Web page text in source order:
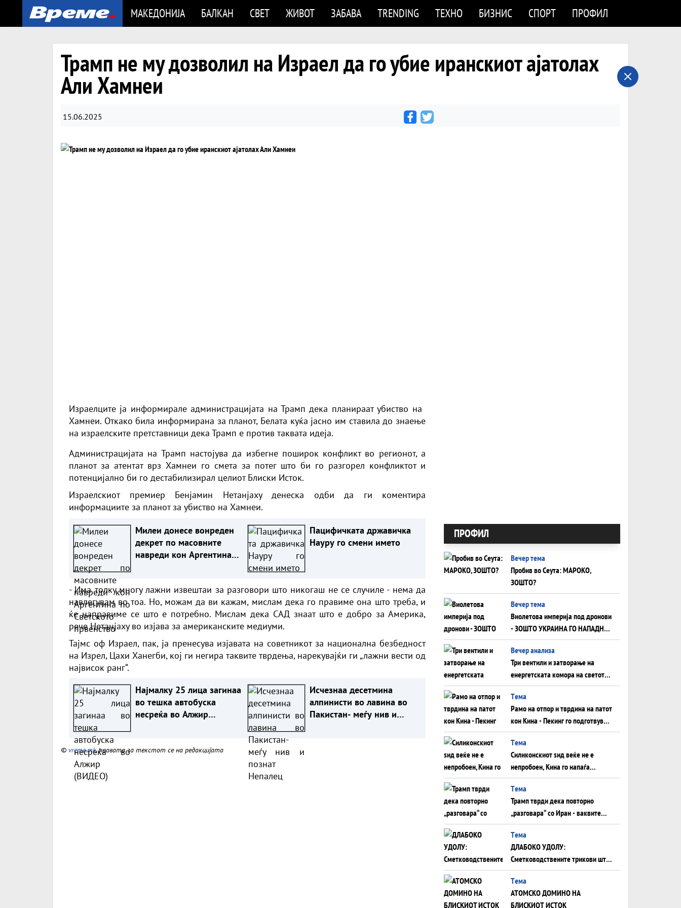
МАКЕДОНИЈА БАЛКАН СВЕТ ЖИВОТ ЗАБАВА TRENDING ТЕХНО БИЗНИС СПОРТ ПРОФИЛ
Трамп не му дозволил на Израел да го убие иранскиот ајатолах
Али Хамнеи
15.06.2025
Израелците ја информирале администрацијата на Трамп дека планираат убиство на ​
Хамнеи. Откако била информирана за планот, Белата куќа јасно им ставила до знаење
на израелските претставници дека Трамп е против таквата идеја.
Администрацијата на Трамп настојува да избегне поширок конфликт во регионот, а
планот за атентат врз Хамнеи го смета за потег што би го разгорел конфликтот и
потенцијално би го дестабилизирал целиот Блиски Исток.
Израелскиот премиер Бенјамин Нетанјаху денеска одби да ги коментира
информациите за планот за убиство на Хамнеи.
Милеи донесе вонреден
декрет по масовните
навреди кон Аргентина
Пацифичката државичка
Науру го смени името
- Има толку многу лажни извештаи за разговори што никогаш не се случиле - нема да
навлегувам во тоа. Но, можам да ви кажам, мислам дека го правиме она што треба, и
ќе направиме се што е потребно. Мислам дека САД знаат што е добро за Америка,
рече Нетанјаху во изјава за американските медиуми.
Тајмс оф Израел, пак, ја пренесува изјавата на советникот за национална безбедност
на Изрел, Цахи Ханегби, кој ги негира таквите тврдења, нарекувајќи ги „лажни вести од
највисок ранг“.
Најмалку 25 лица загинаа
во тешка автобуска
несреќа во Алжир
Исчезнаа десетмина
алпинисти во лавина во
Пакистан- меѓу нив и
© vreme.mk, правата за текстот се на редакцијата
ПРОФИЛ
Вечер тема
Пробив во Сеута: МАРОКО,
ЗОШТО?
Вечер тема
Виолетова империја под дронови
- ЗОШТО УКРАИНА ГО НАПАДНА
РУСКИОТ WILDBERRIES
Вечер анализа
Три вентили и затворање на
енергетската комора на светот:
Нападот во Суец најавува
глобален енергетски инфаркт?
Tема
Рамо на отпор и тврдина на патот
кон Кина - Пекинг го подготвува
Иран за американска копнена
инвазија
Tема
Силиконскиот ѕид веќе не е
непробоен, Кина го напаѓа
последниот голем монопол на
Западот?
Tема
Трамп тврди дека повторно
„разговара“ со Иран - ваквите
моменти се поопасни од
отворените закани
Tема
ДЛАБОКО УДОЛУ:
Сметководствените трикови што
го соборија ЕНРОН ги
применуваат гигантите за ВИ
Tема
АТОМСКО ДОМИНО НА
БЛИСКИОТ ИСТОК